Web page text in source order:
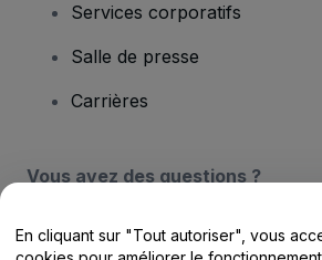
Services corporatifs
Salle de presse
Carrières
Vous avez des questions ?
Centre d'assistance / Nous
En cliquant sur "Tout autoriser", vous